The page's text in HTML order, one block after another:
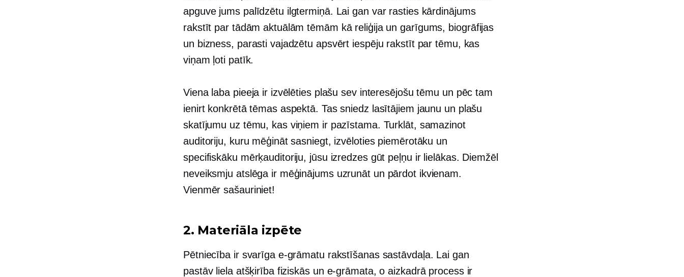
apguve jums palīdzētu ilgtermiņā. Lai gan var rasties kārdinājums
rakstīt par tādām aktuālām tēmām kā reliģija un garīgums, biogrāfijas
un bizness, parasti vajadzētu apsvērt iespēju rakstīt par tēmu, kas
viņam ļoti patīk.
Viena laba pieeja ir izvēlēties plašu sev interesējošu tēmu un pēc tam
ienirt konkrētā tēmas aspektā. Tas sniedz lasītājiem jaunu un plašu
skatījumu uz tēmu, kas viņiem ir pazīstama. Turklāt, samazinot
auditoriju, kuru mēģināt sasniegt, izvēloties piemērotāku un
specifiskāku mērķauditoriju, jūsu izredzes gūt peļņu ir lielākas. Diemžēl
neveiksmju atslēga ir mēģinājums uzrunāt un pārdot ikvienam.
Vienmēr sašauriniet!
2. Materiāla izpēte
Pētniecība ir svarīga e-grāmatu rakstīšanas sastāvdaļa. Lai gan
pastāv liela atšķirība fiziskās un e-grāmata, oaizkadrāprocess ir